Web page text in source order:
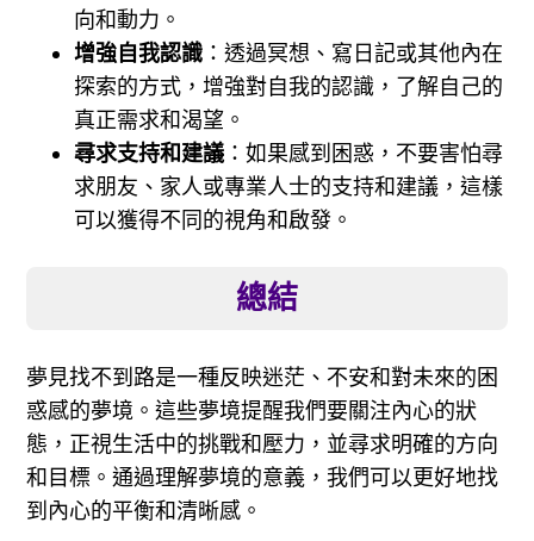
向和動力。
增強自我認識 ：透過冥想、寫日記或其他內在
探索的方式，增強對自我的認識，了解自己的
真正需求和渴望。
尋求支持和建議 ：如果感到困惑，不要害怕尋
求朋友、家人或專業人士的支持和建議，這樣
可以獲得不同的視角和啟發。
總結
夢見找不到路是一種反映迷茫、不安和對未來的困
惑感的夢境。這些夢境提醒我們要關注內心的狀
態，正視生活中的挑戰和壓力，並尋求明確的方向
和目標。通過理解夢境的意義，我們可以更好地找
到內心的平衡和清晰感。